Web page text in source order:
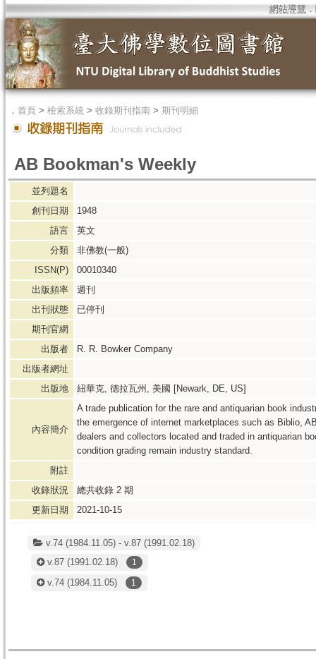
網站導覽 ．
． 首頁 > 檢索系統 > 收錄期刊指南 > 期刊明細
AB Bookman's Weekly
並列題名
創刊日期
1948
語言
英文
分類
非佛教(一般)
ISSN(P)
00010340
出版頻率
週刊
出刊狀態
已停刊
期刊官網
出版者
R. R. Bowker Company
出版者網址
出版地
紐華克, 德拉瓦州, 美國 [Newark, DE, US]
內容簡介
A trade publication for the rare and antiquarian book
the emergence of internet marketplaces such as Biblio,
dealers and collectors located and traded in antiquarian
condition grading remain industry standard.
附註
收錄狀況
總共收錄 2 期
更新日期
2021-10-15
v.74 (1984.11.05) - v.87 (1991.02.18)
v.87 (1991.02.18) 1
v.74 (1984.11.05) 1